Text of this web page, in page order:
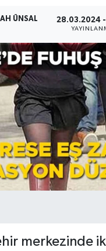
ÜNSAL 28.03.2024 -
merkezinde